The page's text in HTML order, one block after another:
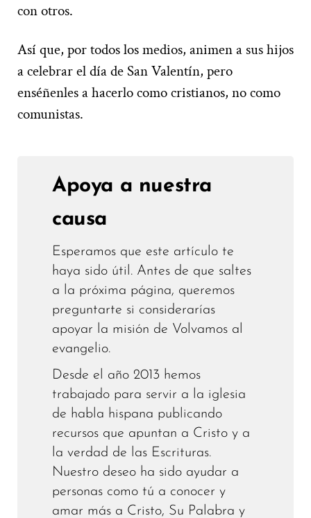
con otros.
Así que, por todos los medios, animen a sus hijos
a celebrar el día de San Valentín, pero
enséñenles a hacerlo como cristianos, no como
comunistas.
Apoya a nuestra
causa
Esperamos que este artículo te
haya sido útil. Antes de que saltes
a la próxima página, queremos
preguntarte si considerarías
apoyar la misión de Volvamos al
evangelio.
Desde el año 2013 hemos
trabajado para servir a la iglesia
de habla hispana publicando
recursos que apuntan a Cristo y a
la verdad de las Escrituras.
Nuestro deseo ha sido ayudar a
personas como tú a conocer y
amar más a Cristo, Su Palabra y